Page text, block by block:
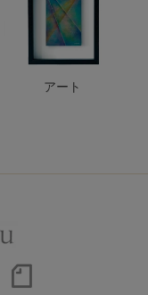
アート